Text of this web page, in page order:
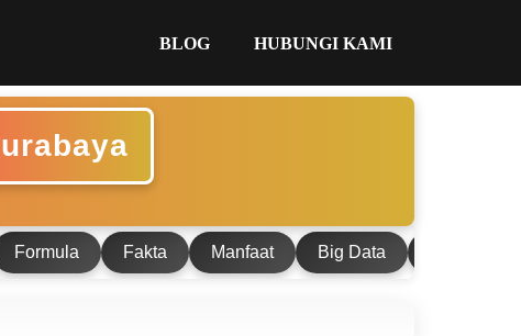
BLOG HUBUNGI KAMI
Formula Fakta Manfaat Big Data